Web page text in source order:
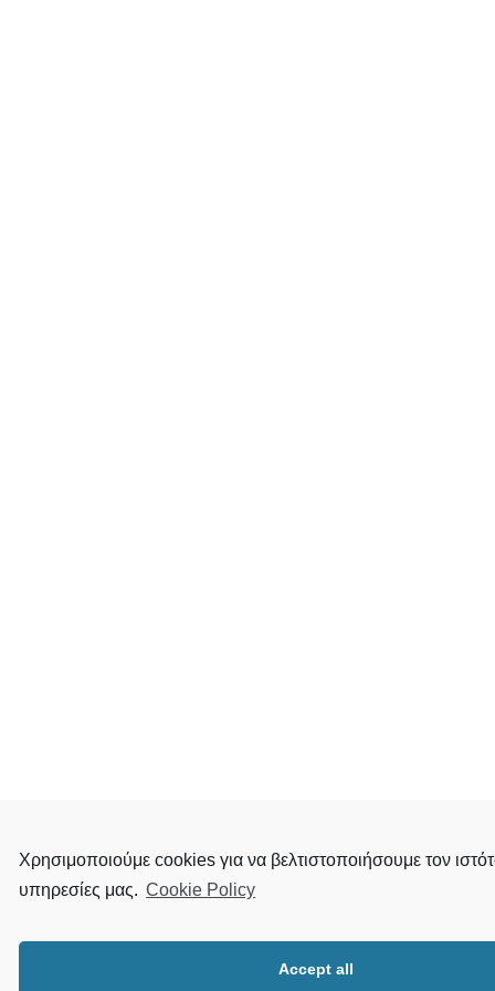
Χρησιμοποιούμε cookies για να βελτιστοποιήσουμε τον
υπηρεσίες μας. Cookie Policy
Accept all